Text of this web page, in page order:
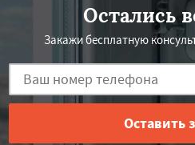
Остались
Закажи бесплатную